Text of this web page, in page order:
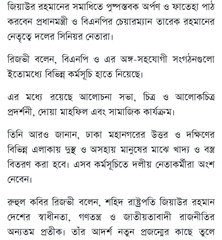
জিয়াউর রহমানের সমাধিতে পুষ্পস্তবক অর্পণ ও ফাতেহা পাঠ
করবেন প্রধানমন্ত্রী ও বিএনপির চেয়ারম্যান তারেক রহমানের
নেতৃত্বে দলের সিনিয়র নেতারা।
রিজভী বলেন, বিএনপি ও এর অঙ্গ-সহযোগী সংগঠনগুলো
ইতোমধ্যে বিভিন্ন কর্মসূচি হাতে নিয়েছে।
এর মধ্যে রয়েছে আলোচনা সভা, চিত্র ও আলোকচিত্র
প্রদর্শনী, দোয়া মাহফিল এবং সামাজিক কার্যক্রম।
তিনি আরও জানান, ঢাকা মহানগরের উত্তর ও দক্ষিণের
বিভিন্ন এলাকায় দুস্থ ও অসহায় মানুষের মাঝে খাদ্য ও বস্ত্র
বিতরণ করা হবে। এসব কর্মসূচিতে দলীয় নেতাকর্মীরা অংশ
নেবেন।
রুহুল কবির রিজভী বলেন, শহিদ রাষ্ট্রপতি জিয়াউর রহমান
দেশের স্বাধীনতা, গণতন্ত্র ও জাতীয়তাবাদী রাজনীতির
অন্যতম প্রতীক। তাঁর আদর্শ নতুন প্রজন্মের কাছে তুলে